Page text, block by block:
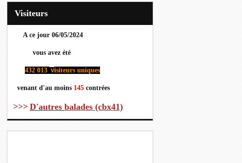
Visiteurs
A ce jour 06/05/2024
vous avez été
432 013 visiteurs uniques
venant d'au moins 145 contrées
>>> D'autres balades (cbx41)